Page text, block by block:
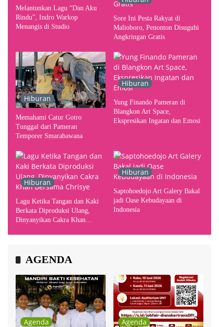
Melantunkan Lagu “Dan Aku
Rindu”, Indro Warkop
Menangis di Studio
Sore Ini Pesta Rakyat di
Malioboro, Penonton Disuguhi
Angkringan Gratis
Hiburan
Memahami Catur Gotro
Tunggal dari Pameran
Temporer Smarabawana
Hiburan
Yung Finando Pameran di
Blangkon Art Space,
Ekspresikan Ingatan dan Emosi
Hiburan
Lagu Ketika Tangan dan Kaki
Berkata Diproduksi Ulang,
Dinyanyikan Cakra Khan
Hiburan
Saptohoedojo Art Galery Bakal
jadi Oase Kebudayaan di
Indonesia
AGENDA
Agenda Agenda